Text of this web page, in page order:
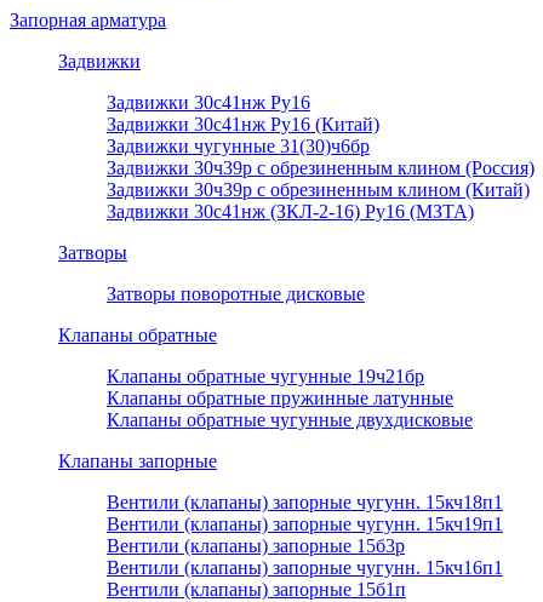
Запорная арматура
Задвижки
Задвижки 30с41нж Ру16
Задвижки 30с41нж Ру16 (Китай)
Задвижки чугунные 31(30)ч6бр
Задвижки 30ч39р с обрезиненным клином (Россия)
Задвижки 30ч39р с обрезиненным клином (Китай)
Задвижки 30с41нж (ЗКЛ-2-16) Ру16 (МЗТА)
Затворы
Затворы поворотные дисковые
Клапаны обратные
Клапаны обратные чугунные 19ч21бр
Клапаны обратные пружинные латунные
Клапаны обратные чугунные двухдисковые
Клапаны запорные
Вентили (клапаны) запорные чугунн. 15кч18п1
Вентили (клапаны) запорные чугунн. 15кч19п1
Вентили (клапаны) запорные 15б3р
Вентили (клапаны) запорные чугунн. 15кч16п1
Вентили (клапаны) запорные 15б1п